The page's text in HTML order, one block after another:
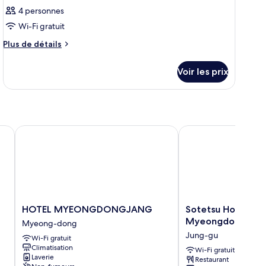
4 personnes
Wi-Fi gratuit
Plus de détails
Plus
le
Chambre
Voir les prix
HOTEL
MYEONGDONGJANG
Myeong-
dong
HOTEL MYEONGDONGJANG
Myeong-dong
Wi-Fi gratuit
Climatisation
Laverie
HOTEL MYEONGDONGJANG
Sotetsu
Hotels
The
Splaisir
Seoul
Myeongdong
Sotetsu Hotels The
Myeongdong
Jung-gu
Wi-Fi gratuit
Restaurant
Sotetsu Hotels The